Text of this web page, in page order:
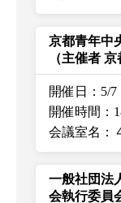
京都青年
（主催者
開催日：5/7
開催時間：
会議室名：
一般社団法
会執行委員